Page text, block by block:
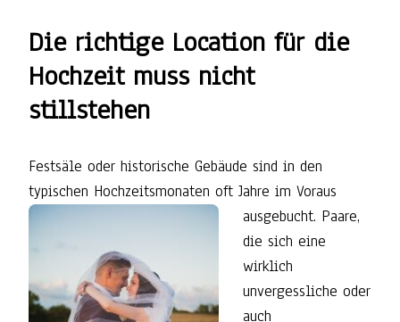
Die richtige Location für die
Hochzeit muss nicht
stillstehen
Festsäle oder historische Gebäude sind in den
typischen Hochzeitsmonaten oft Jahre im Voraus
ausgebucht. Paare,
die sich eine
wirklich
unvergessliche oder
auch